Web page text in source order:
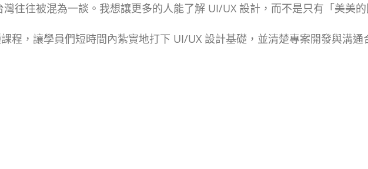
往往被混為一談。我想讓更多的人能了解 UI/UX 設計，而不是只有「美美的
程，讓學員們短時間內紮實地打下 UI/UX 設計基礎，並清楚專案開發與溝通